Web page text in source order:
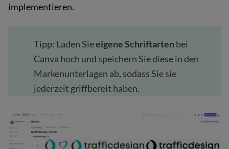
implementieren.
Tipp: Laden Sieeigene Schriftarten bei
Canva hoch und speichern Sie diese in den
Markenunterlagen ab, sodass Sie sie
jederzeit griffbereit haben.